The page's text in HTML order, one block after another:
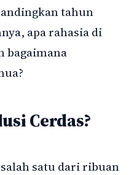
tahun
apa rahasia di
bagaimana
Cerdas?
satu dari ribuan